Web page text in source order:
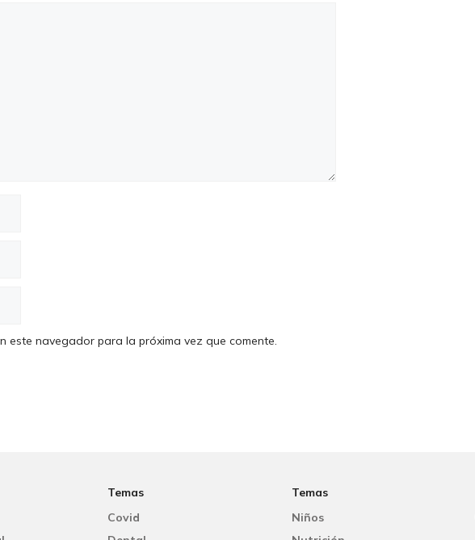
este navegador para la próxima vez que comente.
Temas
Covid
Temas
Niños